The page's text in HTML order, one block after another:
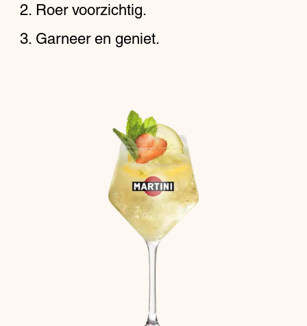
Roer voorzichtig.
Garneer en geniet.